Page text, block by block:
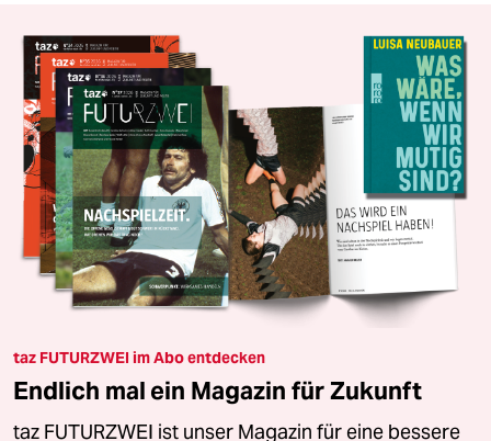
taz FUTURZWEI im Abo entdecken
Endlich mal ein Magazin für Zukunft
taz FUTURZWEI ist unser Magazin für eine bessere